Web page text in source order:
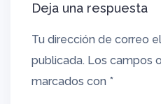
Deja una respuesta
Tu dirección de correo
publicada. Los campos
marcados con *